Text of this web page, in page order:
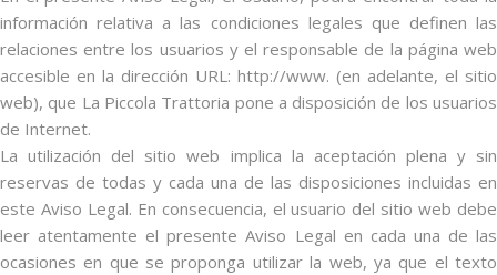
información relativa a las condiciones legales que definen las
relaciones entre los usuarios y el responsable de la página web
accesible en la dirección URL: http://www. (en adelante, el sitio
web), que La Piccola Trattoria pone a disposición de los usuarios
de Internet.
La utilización del sitio web implica la aceptación plena y sin
reservas de todas y cada una de las disposiciones incluidas en
este Aviso Legal. En consecuencia, el usuario del sitio web debe
leer atentamente el presente Aviso Legal en cada una de las
ocasiones en que se proponga utilizar la web, ya que el texto